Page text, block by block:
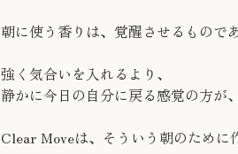
朝に使う香りは、覚醒させるもので
強く気合いを入れるより、
静かに今日の自分に戻る感覚の方が
Clear Moveは、そういう朝のために